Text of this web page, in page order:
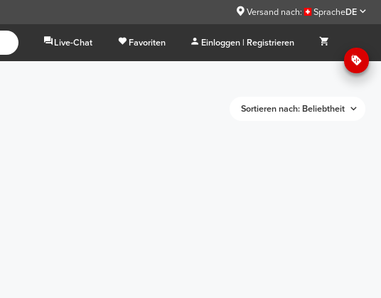
Versand nach: SpracheDE
Live-Chat Favoriten Einloggen | Registrieren
Sortieren nach: Beliebtheit